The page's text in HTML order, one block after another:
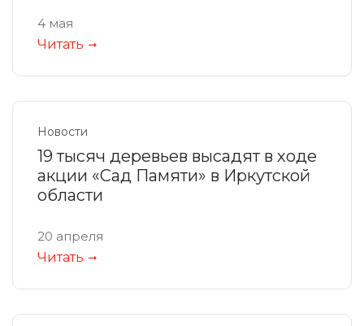
4 мая
Читать
Новости
19 тысяч деревьев высадят в ходе
акции «Сад Памяти» в Иркутской
области
20 апреля
Читать